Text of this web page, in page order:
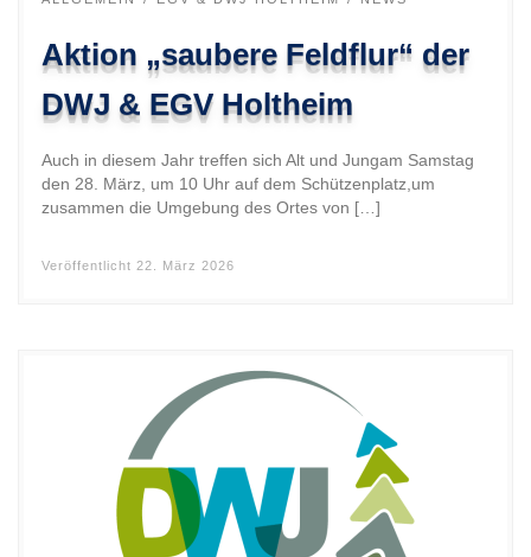
Aktion „saubere Feldflur“ der
DWJ & EGV Holtheim
Auch in diesem Jahr treffen sich Alt und Jungam Samstag
den 28. März, um 10 Uhr auf dem Schützenplatz,um
zusammen die Umgebung des Ortes von […]
Veröffentlicht 22. März 2026